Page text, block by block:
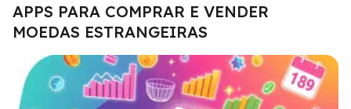
APPS PARA COMPRAR E VENDER
MOEDAS ESTRANGEIRAS